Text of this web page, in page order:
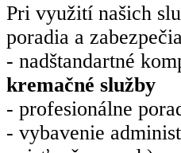
Pri využití našich
poradia a
- nadštandartné
kremačné služby
- profesionálne
- vybavenie